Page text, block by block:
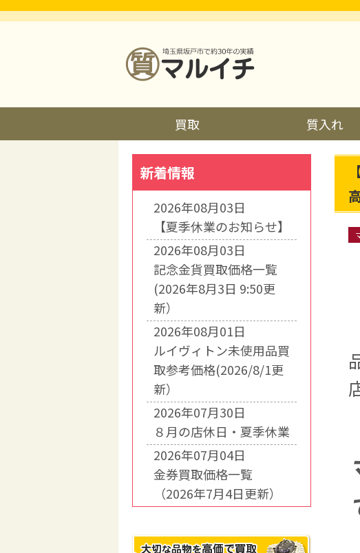
買取 質入れ
新着情報
2026年08月03日
【夏季休業のお知らせ】
2026年08月03日
記念金貨買取価格一覧
(2026年8月3日 9:50更
新）
2026年08月01日
ルイヴィトン未使用品買
取参考価格(2026/8/1更
新）
2026年07月30日
８月の店休日・夏季休業
2026年07月04日
金券買取価格一覧
（2026年7月4日更新）